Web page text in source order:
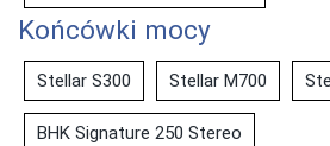
Końcówki mocy
Stellar S300 Stellar M700
BHK Signature 250 Stereo